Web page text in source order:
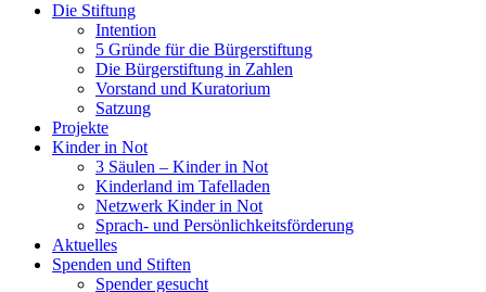
Die Stiftung
Intention
5 Gründe für die Bürgerstiftung
Die Bürgerstiftung in Zahlen
Vorstand und Kuratorium
Satzung
Projekte
Kinder in Not
3 Säulen – Kinder in Not
Kinderland im Tafelladen
Netzwerk Kinder in Not
Sprach- und Persönlichkeits­förderung
Aktuelles
Spenden und Stiften
Spender gesucht